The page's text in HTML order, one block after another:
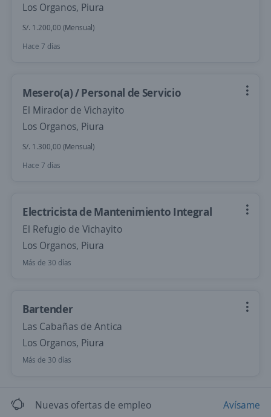
Los Organos, Piura
S/. 1.200,00 (Mensual)
Hace 7 días
Mesero(a) / Personal de Servicio
El Mirador de Vichayito
Los Organos, Piura
S/. 1.300,00 (Mensual)
Hace 7 días
Electricista de Mantenimiento Integral
El Refugio de Vichayito
Los Organos, Piura
Más de 30 días
Bartender
Las Cabañas de Antica
Los Organos, Piura
Más de 30 días
Nuevas ofertas de empleo Avísame